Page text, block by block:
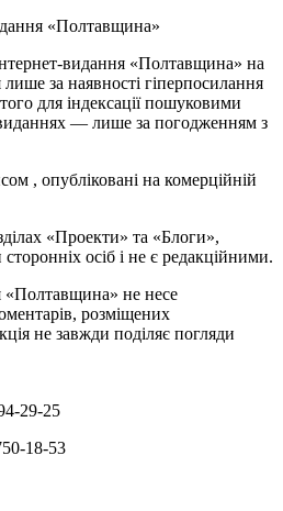
«Полтавщина»
видання «Полтавщина» на
за наявності гіперпосилання
для індексації пошуковими
— лише за погодженням з
, опубліковані на комерційній
«Проекти» та «Блоги»,
сторонніх осіб і не є редакційними.
«Полтавщина» не несе
розміщених
не завжди поділяє погляди
29-25
18-53